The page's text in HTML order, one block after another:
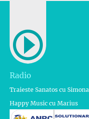
Radio
Traieste Sanatos cu Simona
Happy Music cu Marius